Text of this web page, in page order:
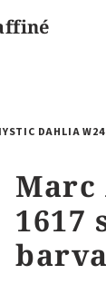
DAHLIA
Marc
1617
barva